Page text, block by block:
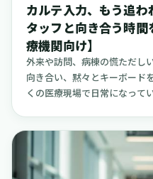
成の話は扱いません。そうし
入を検討する際に、院長先生
の皆様が「なるほど、これな
れるような、現実的な運用イ
提供することを一番の目的と
カルテ入力、もう追
タッフと向き合う時
療機関向け】
外来や訪問、病棟の慌ただし
向き合い、黙々とキーボード
くの医療現場で日常になって
えたはずの時間です。こうし
して、今、「音声入力」と「
目が集まっています。これは